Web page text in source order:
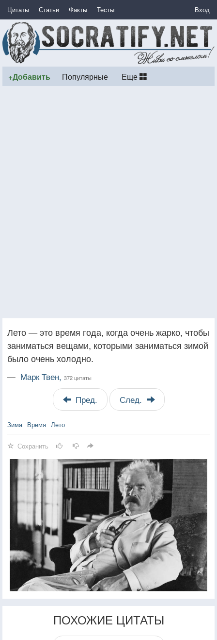
Цитаты Статьи Факты Тесты Вход
+Добавить Популярные Еще
Лето — это время года, когда очень жарко, чтобы
заниматься вещами, которыми заниматься зимой
было очень холодно.
— Марк Твен, 372 цитаты
Пред. След.
Зима Время Лето
Сохранить
ПОХОЖИЕ ЦИТАТЫ